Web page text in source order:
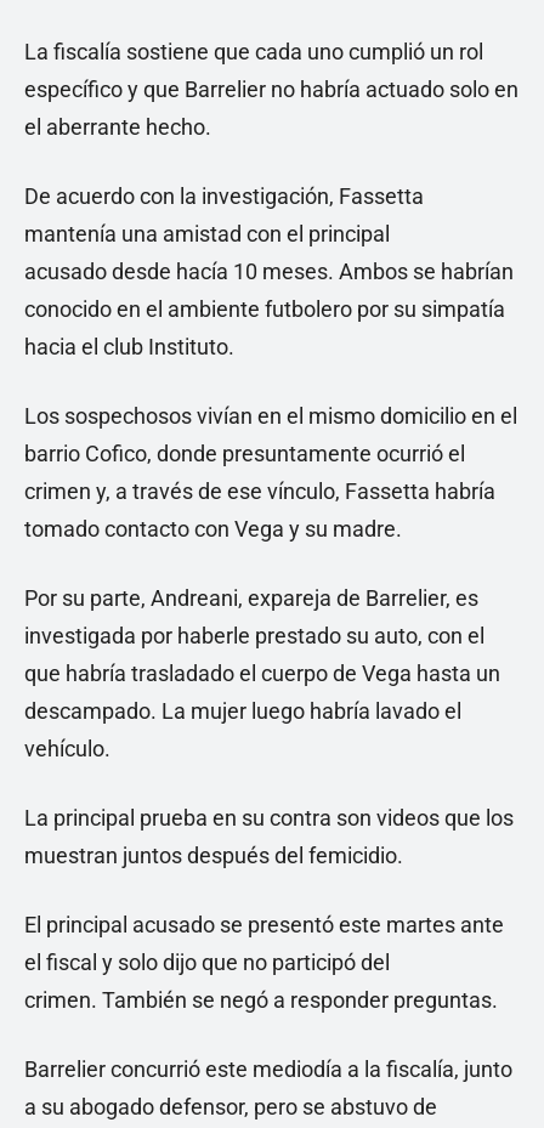
La fiscalía sostiene que cada uno cumplió un rol
específico y que Barrelier no habría actuado solo en
el aberrante hecho.
De acuerdo con la investigación, Fassetta
mantenía una amistad con el principal
acusado desde hacía 10 meses. Ambos se habrían
conocido en el ambiente futbolero por su simpatía
hacia el club Instituto.
Los sospechosos vivían en el mismo domicilio en el
barrio Cofico, donde presuntamente ocurrió el
crimen y, a través de ese vínculo, Fassetta habría
tomado contacto con Vega y su madre.
Por su parte, Andreani, expareja de Barrelier, es
investigada por haberle prestado su auto, con el
que habría trasladado el cuerpo de Vega hasta un
descampado. La mujer luego habría lavado el
vehículo.
La principal prueba en su contra son videos que los
muestran juntos después del femicidio.
El principal acusado se presentó este martes ante
el fiscal y solo dijo que no participó del
crimen. También se negó a responder preguntas.
Barrelier concurrió este mediodía a la fiscalía, junto
a su abogado defensor, pero se abstuvo de